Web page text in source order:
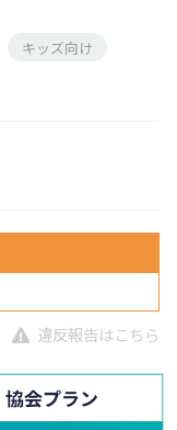
キッズ向け
違反報告はこちら